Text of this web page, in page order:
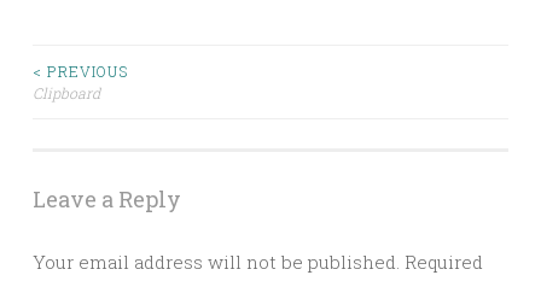
Post
< PREVIOUS
Clipboard
Leave a Reply
Your email address will not be published. Required